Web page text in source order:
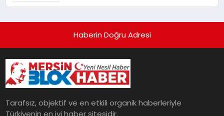
Haberin Doğru Adresi
Tarafsız, objektif ve en etkili organik haberleriyle
Türkiyenin en iyi haber sitesidir.